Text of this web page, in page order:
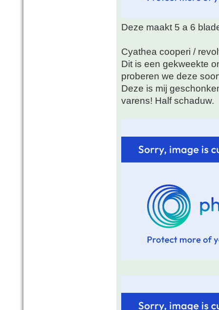
Deze maakt 5 a 6
Cyathea cooperi /
Dit is een gekweekte
proberen we deze
Deze is mij
varens! Half schaduw.